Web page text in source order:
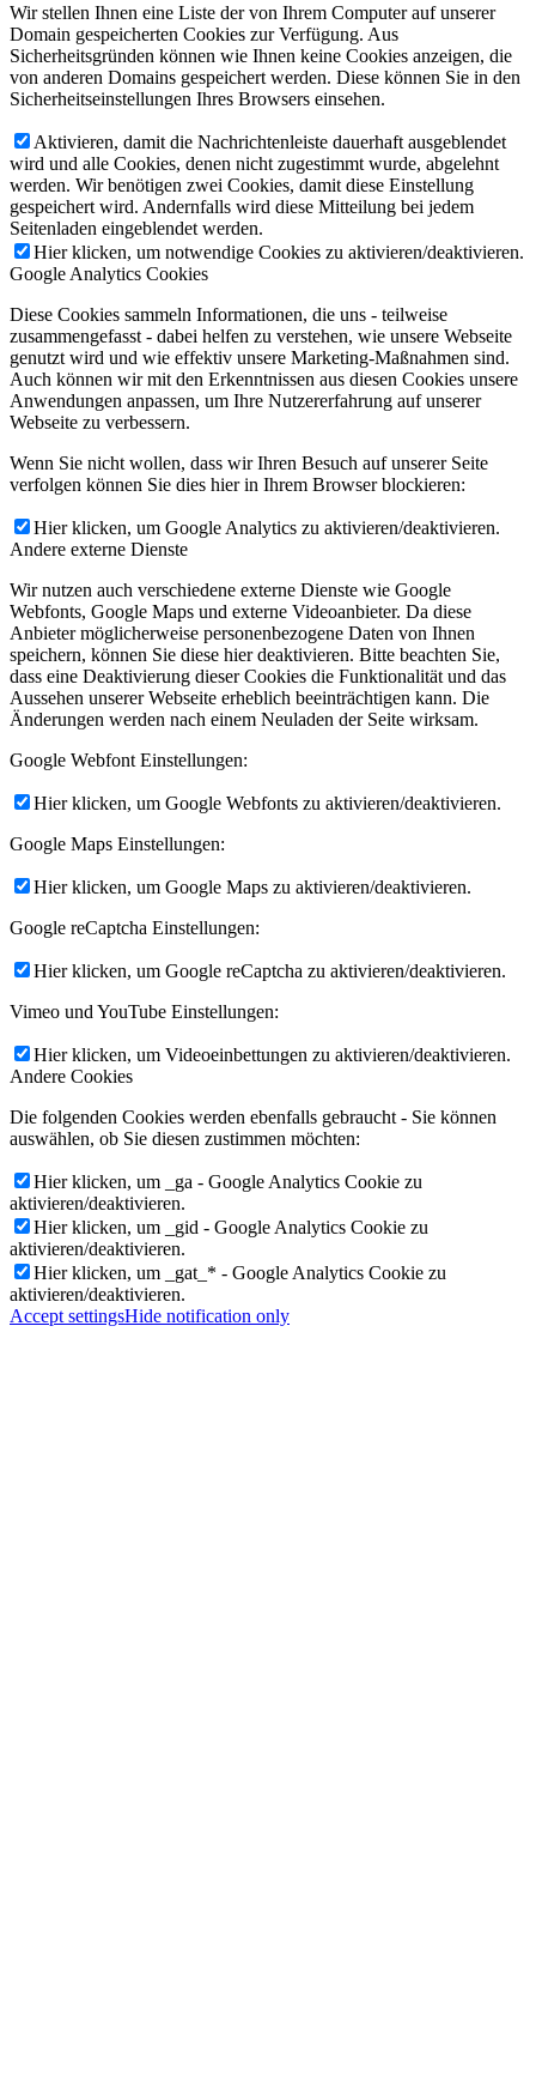
Wir stellen Ihnen eine Liste der von Ihrem Computer auf unserer
Domain gespeicherten Cookies zur Verfügung. Aus
Sicherheitsgründen können wie Ihnen keine Cookies anzeigen, die
von anderen Domains gespeichert werden. Diese können Sie in den
Sicherheitseinstellungen Ihres Browsers einsehen.
Aktivieren, damit die Nachrichtenleiste dauerhaft ausgeblendet
wird und alle Cookies, denen nicht zugestimmt wurde, abgelehnt
werden. Wir benötigen zwei Cookies, damit diese Einstellung
gespeichert wird. Andernfalls wird diese Mitteilung bei jedem
Seitenladen eingeblendet werden.
Hier klicken, um notwendige Cookies zu aktivieren/deaktivieren.
Google Analytics Cookies
Diese Cookies sammeln Informationen, die uns - teilweise
zusammengefasst - dabei helfen zu verstehen, wie unsere Webseite
genutzt wird und wie effektiv unsere Marketing-Maßnahmen sind.
Auch können wir mit den Erkenntnissen aus diesen Cookies unsere
Anwendungen anpassen, um Ihre Nutzererfahrung auf unserer
Webseite zu verbessern.
Wenn Sie nicht wollen, dass wir Ihren Besuch auf unserer Seite
verfolgen können Sie dies hier in Ihrem Browser blockieren:
Hier klicken, um Google Analytics zu aktivieren/deaktivieren.
Andere externe Dienste
Wir nutzen auch verschiedene externe Dienste wie Google
Webfonts, Google Maps und externe Videoanbieter. Da diese
Anbieter möglicherweise personenbezogene Daten von Ihnen
speichern, können Sie diese hier deaktivieren. Bitte beachten Sie,
dass eine Deaktivierung dieser Cookies die Funktionalität und das
Aussehen unserer Webseite erheblich beeinträchtigen kann. Die
Änderungen werden nach einem Neuladen der Seite wirksam.
Google Webfont Einstellungen:
Hier klicken, um Google Webfonts zu aktivieren/deaktivieren.
Google Maps Einstellungen:
Hier klicken, um Google Maps zu aktivieren/deaktivieren.
Google reCaptcha Einstellungen:
Hier klicken, um Google reCaptcha zu aktivieren/deaktivieren.
Vimeo und YouTube Einstellungen:
Hier klicken, um Videoeinbettungen zu aktivieren/deaktivieren.
Andere Cookies
Die folgenden Cookies werden ebenfalls gebraucht - Sie können
auswählen, ob Sie diesen zustimmen möchten:
Hier klicken, um _ga - Google Analytics Cookie zu
aktivieren/deaktivieren.
Hier klicken, um _gid - Google Analytics Cookie zu
aktivieren/deaktivieren.
Hier klicken, um _gat_* - Google Analytics Cookie zu
aktivieren/deaktivieren.
Accept settingsHide notification only